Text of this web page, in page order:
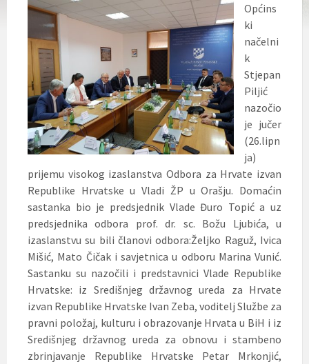
Općins
ki
načelni
k
Stjepan
Piljić
nazočio
je jučer
(26.lipn
ja)
prijemu visokog izaslanstva Odbora za Hrvate izvan
Republike Hrvatske u Vladi ŽP u Orašju. Domaćin
sastanka bio je predsjednik Vlade Đuro Topić a uz
predsjednika odbora prof. dr. sc. Božu Ljubića, u
izaslanstvu su bili članovi odbora:Željko Raguž, Ivica
Mišić, Mato Čičak i savjetnica u odboru Marina Vunić.
Sastanku su nazočili i predstavnici Vlade Republike
Hrvatske: iz Središnjeg državnog ureda za Hrvate
izvan Republike Hrvatske Ivan Zeba, voditelj Službe za
pravni položaj, kulturu i obrazovanje Hrvata u BiH i iz
Središnjeg državnog ureda za obnovu i stambeno
zbrinjavanje Republike Hrvatske Petar Mrkonjić,